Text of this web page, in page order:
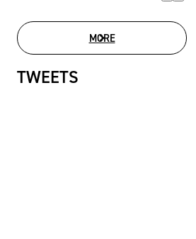
MOREMOVIE LIST
TWEETS